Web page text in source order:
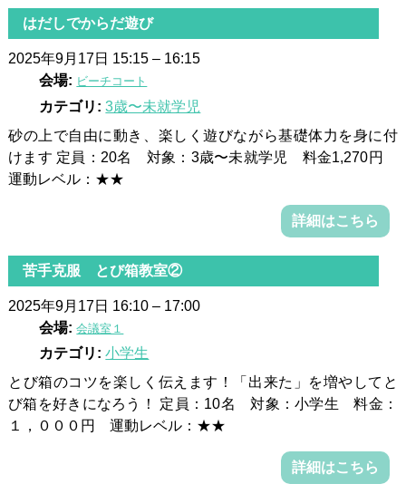
はだしでからだ遊び
2025年9月17日 15:15– 16:15
会場: ビーチコート
カテゴリ: 3歳〜未就学児
砂の上で自由に動き、楽しく遊びながら基礎体力を身に付
けます 定員：20名 対象：3歳〜未就学児 料金1,270円
運動レベル：★★
詳細はこちら
苦手克服 とび箱教室②
2025年9月17日 16:10– 17:00
会場: 会議室１
カテゴリ: 小学生
とび箱のコツを楽しく伝えます！「出来た」を増やしてと
び箱を好きになろう！ 定員：10名 対象：小学生 料金：
１，０００円 運動レベル：★★
詳細はこちら